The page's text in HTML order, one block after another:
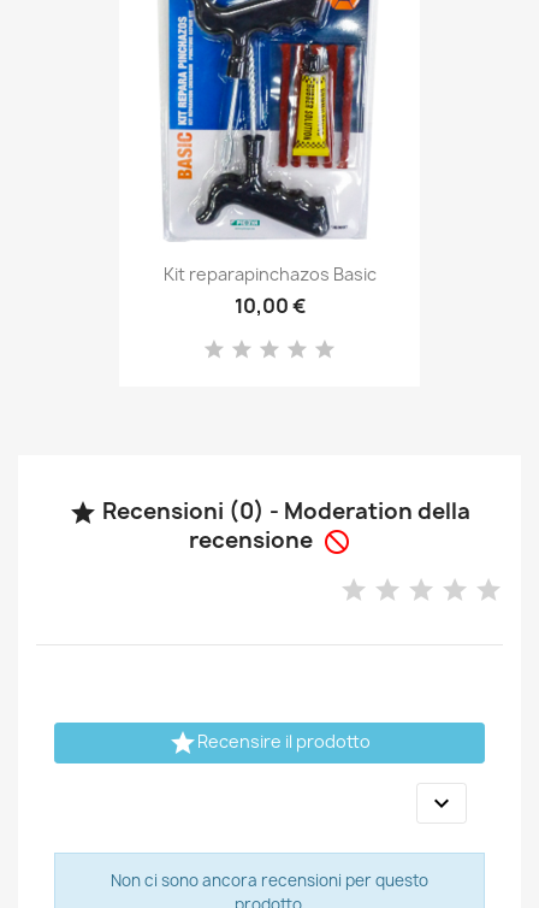
Kit reparapinchazos Basic
10,00 €
 Recensioni (0) - Moderation della
recensione 
Recensire il prodotto

Non ci sono ancora recensioni per questo